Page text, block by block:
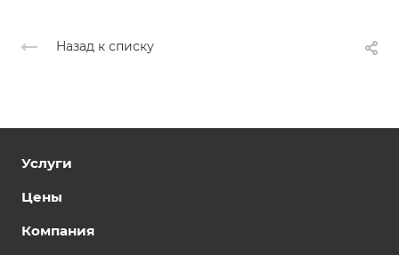
Назад к списку
Услуги
Цены
Компания